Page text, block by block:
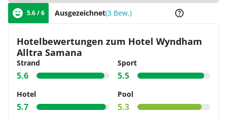
5.6 / 6 Ausgezeichnet(3 Bew.)
Hotelbewertungen zum Hotel Wyndham
Alltra Samana
Strand
5.6
Sport
5.5
Hotel
5.7
Pool
5.3